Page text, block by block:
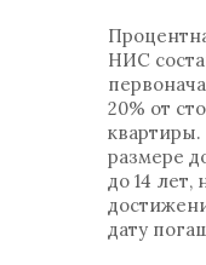
НИС
20% от
размере
до 14 лет,
дату